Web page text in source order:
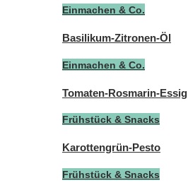
Einmachen & Co.
Basilikum-Zitronen-Öl
Einmachen & Co.
Tomaten-Rosmarin-Essig
Frühstück & Snacks
Karottengrün-Pesto
Frühstück & Snacks